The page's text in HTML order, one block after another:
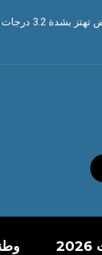
3.2 درجات على سلم ريشتر بالمدية